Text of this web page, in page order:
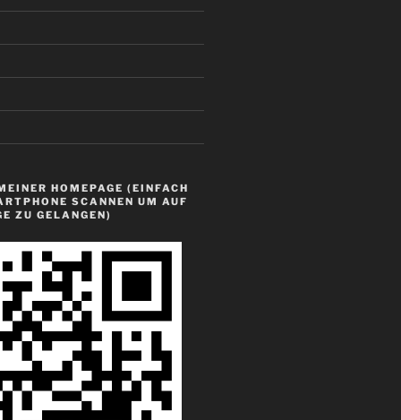
HOMEPAGE (EINFACH
SCANNEN UM AUF
ZU GELANGEN)